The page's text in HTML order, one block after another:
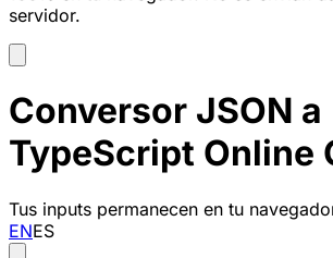
servidor.
Conversor JSON a
TypeScript Online
Tus inputs permanecen en tu
ENES